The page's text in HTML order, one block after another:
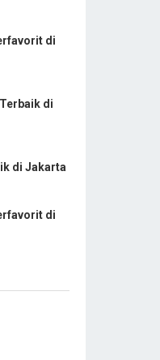
di
di
di Jakarta
di